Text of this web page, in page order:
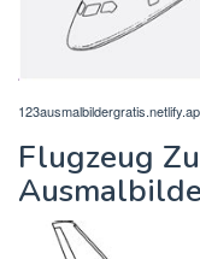
Flugzeug